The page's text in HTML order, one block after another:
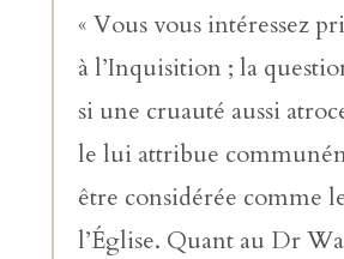
« Vous vous intéressez
à l’Inquisition ; la
si une cruauté aussi
le lui attribue
être considérée comme
l’Église. Quant au Dr